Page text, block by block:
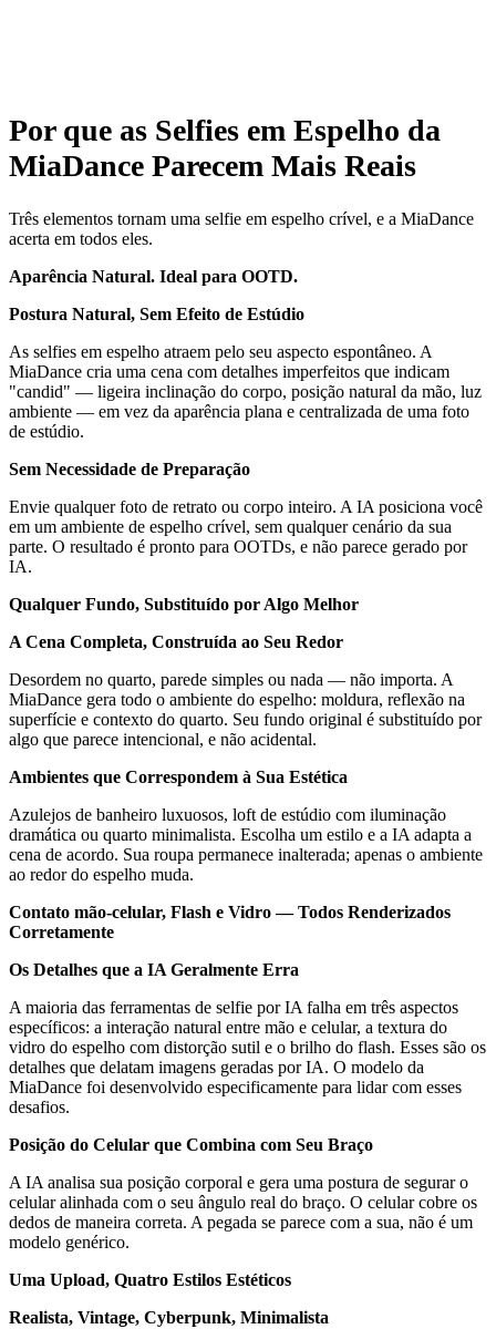
Por que as Selfies em Espelho da
MiaDance Parecem Mais Reais
Três elementos tornam uma selfie em espelho crível, e a MiaDance
acerta em todos eles.
Aparência Natural. Ideal para OOTD.
Postura Natural, Sem Efeito de Estúdio
As selfies em espelho atraem pelo seu aspecto espontâneo. A
MiaDance cria uma cena com detalhes imperfeitos que indicam
"candid" — ligeira inclinação do corpo, posição natural da mão, luz
ambiente — em vez da aparência plana e centralizada de uma foto
de estúdio.
Sem Necessidade de Preparação
Envie qualquer foto de retrato ou corpo inteiro. A IA posiciona você
em um ambiente de espelho crível, sem qualquer cenário da sua
parte. O resultado é pronto para OOTDs, e não parece gerado por
IA.
Qualquer Fundo, Substituído por Algo Melhor
A Cena Completa, Construída ao Seu Redor
Desordem no quarto, parede simples ou nada — não importa. A
MiaDance gera todo o ambiente do espelho: moldura, reflexão na
superfície e contexto do quarto. Seu fundo original é substituído por
algo que parece intencional, e não acidental.
Ambientes que Correspondem à Sua Estética
Azulejos de banheiro luxuosos, loft de estúdio com iluminação
dramática ou quarto minimalista. Escolha um estilo e a IA adapta a
cena de acordo. Sua roupa permanece inalterada; apenas o ambiente
ao redor do espelho muda.
Contato mão-celular, Flash e Vidro — Todos Renderizados
Corretamente
Os Detalhes que a IA Geralmente Erra
A maioria das ferramentas de selfie por IA falha em três aspectos
específicos: a interação natural entre mão e celular, a textura do
vidro do espelho com distorção sutil e o brilho do flash. Esses são os
detalhes que delatam imagens geradas por IA. O modelo da
MiaDance foi desenvolvido especificamente para lidar com esses
desafios.
Posição do Celular que Combina com Seu Braço
A IA analisa sua posição corporal e gera uma postura de segurar o
celular alinhada com o seu ângulo real do braço. O celular cobre os
dedos de maneira correta. A pegada se parece com a sua, não é um
modelo genérico.
Uma Upload, Quatro Estilos Estéticos
Realista, Vintage, Cyberpunk, Minimalista